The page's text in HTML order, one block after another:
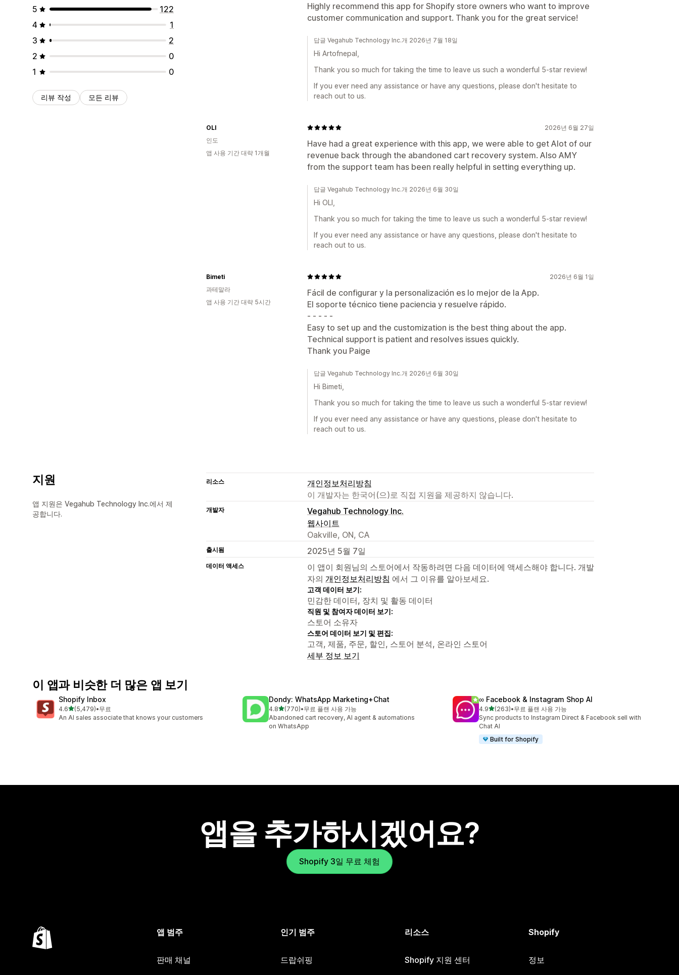
5
122
4
1
3
2
2
0
1
0
리뷰 작성 모든 리뷰
Highly recommend this app for Shopify store owners who want to improve
customer communication and support. Thank you for the great service!
답글 Vegahub Technology Inc.개 2026년 7월 18일
Hi Artofnepal,
Thank you so much for taking the time to leave us such a wonderful 5-star review!
If you ever need any assistance or have any questions, please don't hesitate to
reach out to us.
2026년 6월 27일
Have had a great experience with this app, we were able to get Alot of our
revenue back through the abandoned cart recovery system. Also AMY
from the support team has been really helpful in setting everything up.
OLI
인도
앱 사용 기간 대략 1개월
답글 Vegahub Technology Inc.개 2026년 6월 30일
Hi OLI,
Thank you so much for taking the time to leave us such a wonderful 5-star review!
If you ever need any assistance or have any questions, please don't hesitate to
reach out to us.
2026년 6월 1일
Fácil de configurar y la personalización es lo mejor de la App.
El soporte técnico tiene paciencia y resuelve rápido.
- - - - -
Easy to set up and the customization is the best thing about the app.
Technical support is patient and resolves issues quickly.
Thank you Paige
Bimeti
과테말라
앱 사용 기간 대략 5시간
답글 Vegahub Technology Inc.개 2026년 6월 30일
Hi Bimeti,
Thank you so much for taking the time to leave us such a wonderful 5-star review!
If you ever need any assistance or have any questions, please don't hesitate to
reach out to us.
지원
앱 지원은 Vegahub Technology Inc.에서 제
공합니다.
리소스
개인정보처리방침
이 개발자는 한국어(으)로 직접 지원을 제공하지 않습니다.
개발자
Vegahub Technology Inc.
웹사이트
Oakville, ON, CA
출시됨 2025년 5월 7일
데이터 액세스
이 앱이 회원님의 스토어에서 작동하려면 다음 데이터에 액세스해야 합니다. 개발
자의 개인정보처리방침 에서 그 이유를 알아보세요.
고객 데이터 보기:
민감한 데이터, 장치 및 활동 데이터
직원 및 참여자 데이터 보기:
스토어 소유자
스토어 데이터 보기 및 편집:
고객, 제품, 주문, 할인, 스토어 분석, 온라인 스토어
세부 정보 보기
이 앱과 비슷한 더 많은 앱 보기
Shopify Inbox
4.6별 5개 중
(5,479)
총 리뷰 5479개
•무료
An AI sales associate that knows your customers
Dondy: WhatsApp Marketing+Chat
4.8별 5개 중
(770)
총 리뷰 770개
•무료 플랜 사용 가능
Abandoned cart recovery, AI agent & automations
on WhatsApp
∞ Facebook & Instagram Shop AI
4.9별 5개 중
(263)
총 리뷰 263개
•무료 플랜 사용 가능
Sync products to Instagram Direct & Facebook sell with
Chat AI
Built for Shopify
앱을 추가하시겠어요?
Shopify 3일 무료 체험
앱 범주
판매 채널
인기 범주
드랍쉬핑
리소스
Shopify 지원 센터
Shopify
정보